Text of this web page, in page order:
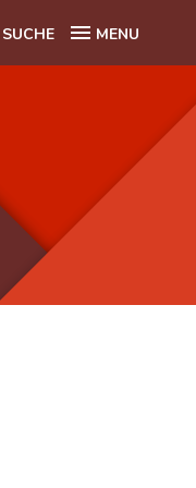
MENU